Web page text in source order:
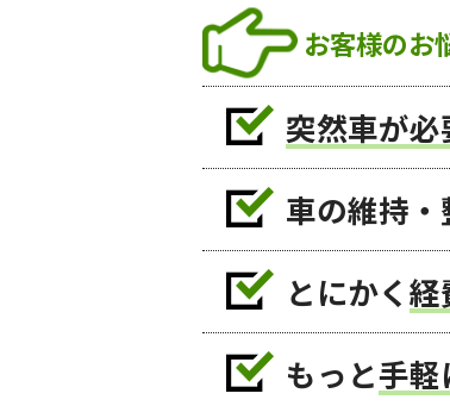
お客様のお
突然車が
車の維持
とにかく経
もっと手軽